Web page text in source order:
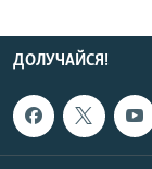
ДОЛУЧАЙСЯ!